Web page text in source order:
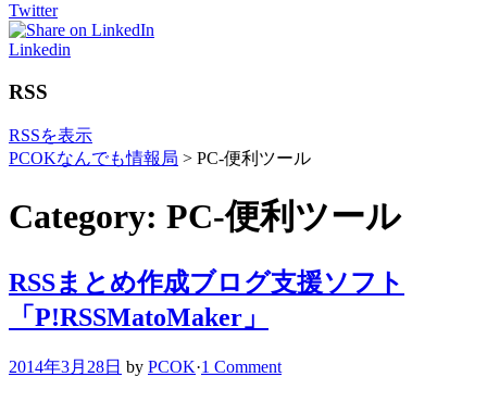
Twitter
Linkedin
RSS
RSSを表示
PCOKなんでも情報局 > PC-便利ツール
Category: PC-便利ツール
RSSまとめ作成ブログ支援ソフト
「P!RSSMatoMaker」
2014年3月28日 by PCOK·1 Comment